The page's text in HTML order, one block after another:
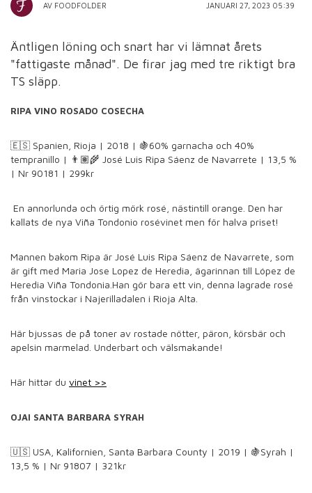
AV FOODFOLDER JANUARI 27, 2023 05:39
Äntligen löning och snart har vi lämnat årets
"fattigaste månad". De firar jag med tre riktigt bra
TS släpp.
RIPA VINO ROSADO COSECHA
🇪🇸 Spanien, Rioja | 2018 | 🍇60% garnacha och 40%
tempranillo | 👨🏽‍🌾 José Luis Ripa Sáenz de Navarrete | 13,5 %
| Nr 90181 | 299kr
En annorlunda och örtig mörk rosé, nästintill orange. Den har
kallats de nya Viña Tondonio rosévinet men för halva priset!
Mannen bakom Ripa är José Luis Ripa Sáenz de Navarrete, som
är gift med Maria Jose Lopez de Heredia, ägarinnan till López de
Heredia Viña Tondonia Han gör bara ett vin, denna lagrade rosé
från vinstockar i Najerilladalen i Rioja Alta.
Här bjussas de på toner av rostade nötter, päron, körsbär och
apelsin marmelad. Underbart och välsmakande!
Här hittar du vinet >>
OJAI SANTA BARBARA SYRAH
🇺🇸 USA, Kalifornien, Santa Barbara County | 2019 | 🍇Syrah |
13,5 % | Nr 91807 | 321kr